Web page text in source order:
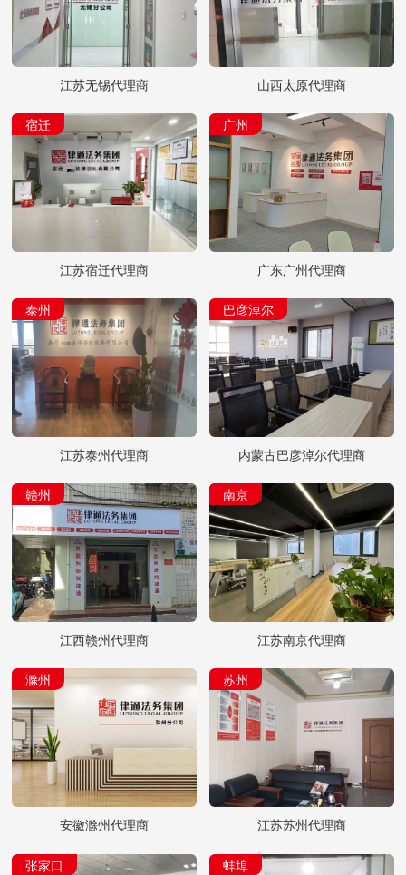
江苏无锡代理商 山西太原代理商
宿迁
江苏宿迁代理商
广州
广东广州代理商
泰州
江苏泰州代理商
巴彦淖尔
内蒙古巴彦淖尔代理商
赣州
江西赣州代理商
南京
江苏南京代理商
滁州
安徽滁州代理商
苏州
江苏苏州代理商
张家口 蚌埠